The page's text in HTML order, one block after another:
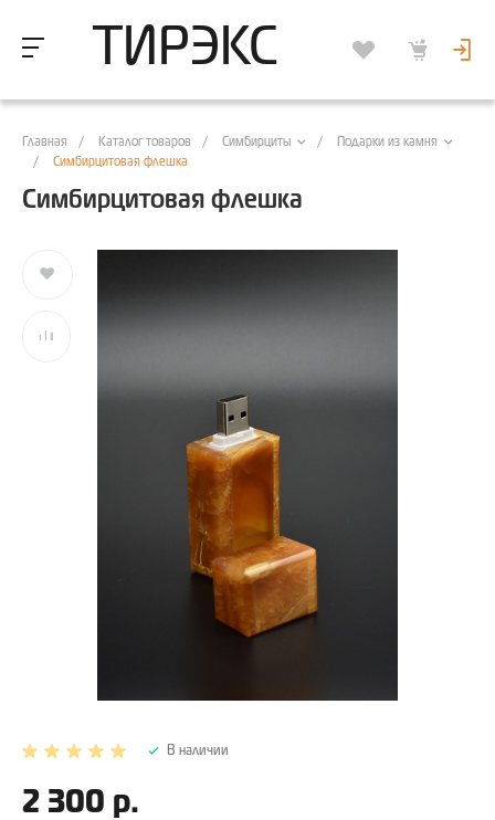
ТИРЭКС
Главная / Каталог товаров / Симбирциты /
Подарки из камня
/
Симбирцитовая флешка
Симбирцитовая флешка
В наличии
2 300 р.